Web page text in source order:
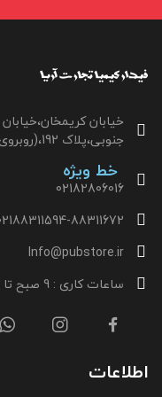
خیابان
جنوبی،پلاک 192،(روبروی بانک سپه)طبقه 3،واحد 14
خط ویژه
02182806016
88311672
Info@pubstore.ir
ساعات کاری : 9 صبح تا 6 عصر
اطلاعات